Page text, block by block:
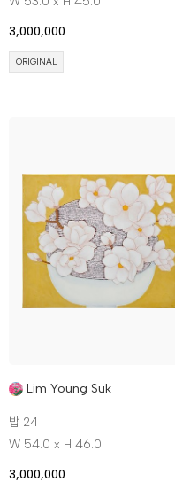
3,000,000
ORIGINAL
Lim Young Suk
밥 24
W 54.0 x H 46.0
3,000,000